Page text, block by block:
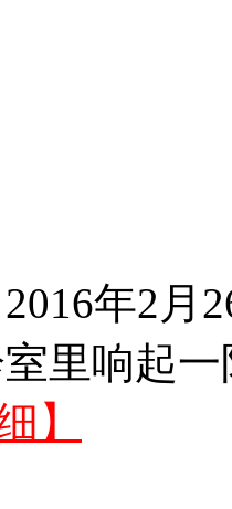
年2月
里响起
】